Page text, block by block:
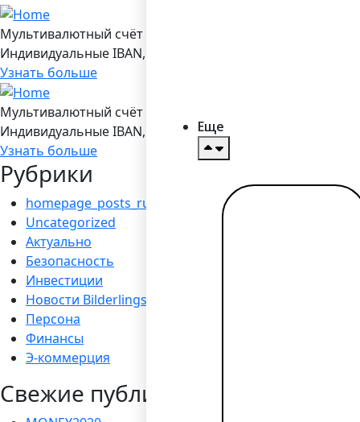
Еще
Мультивалютный счёт в Bilderlings
Индивидуальные IBAN, 19 валют, платежы SEPA/ SEPA
Узнать больше
Мультивалютный счёт в Bilderlings
Индивидуальные IBAN, 19 валют, платежы SEPA/ SEPA
Узнать больше
Рубрики
homepage_posts_ru
Uncategorized
Актуально
Безопасность
Инвестиции
Новости Bilderlings
Персона
Финансы
Э-коммерция
Свежие публикации